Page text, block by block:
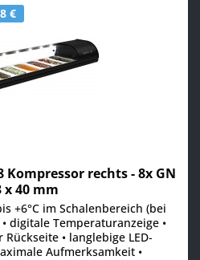
€
Kompressor rechts - 8x GN
x 40 mm
+6°C im Schalenbereich (bei
digitale Temperaturanzeige •
• langlebige LED-
Aufmerksamkeit •